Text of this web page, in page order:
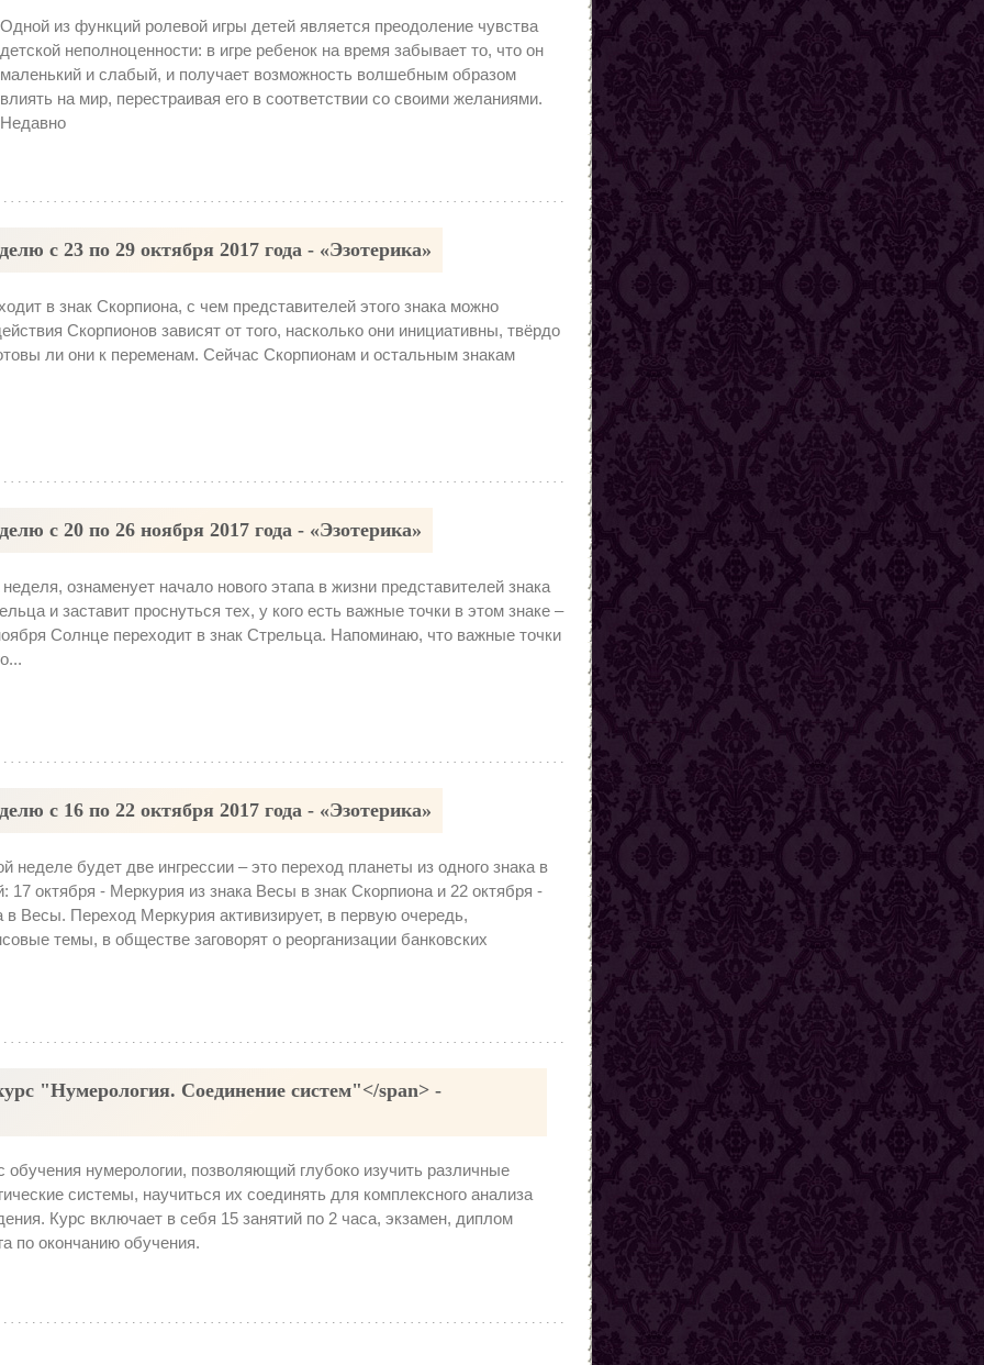
Одной из функций ролевой игры детей является преодоление чувства
детской неполноценности: в игре ребенок на время забывает то, что он
маленький и слабый, и получает возможность волшебным образом
влиять на мир, перестраивая его в соответствии со своими желаниями.
Недавно
с 23 по 29 октября 2017 года - «Эзотерика»
в знак Скорпиона, с чем представителей этого знака можно
Скорпионов зависят от того, насколько они инициативны, твёрдо
ли они к переменам. Сейчас Скорпионам и остальным знакам
с 20 по 26 ноября 2017 года - «Эзотерика»
ознаменует начало нового этапа в жизни представителей знака
и заставит проснуться тех, у кого есть важные точки в этом знаке –
Солнце переходит в знак Стрельца. Напоминаю, что важные точки
с 16 по 22 октября 2017 года - «Эзотерика»
неделе будет две ингрессии – это переход планеты из одного знака в
17 октября - Меркурия из знака Весы в знак Скорпиона и 22 октября -
в Весы. Переход Меркурия активизирует, в первую очередь,
темы, в обществе заговорят о реорганизации банковских
"Нумерология. Соединение систем"</span> -
обучения нумерологии, позволяющий глубоко изучить различные
системы, научиться их соединять для комплексного анализа
Курс включает в себя 15 занятий по 2 часа, экзамен, диплом
по окончанию обучения.